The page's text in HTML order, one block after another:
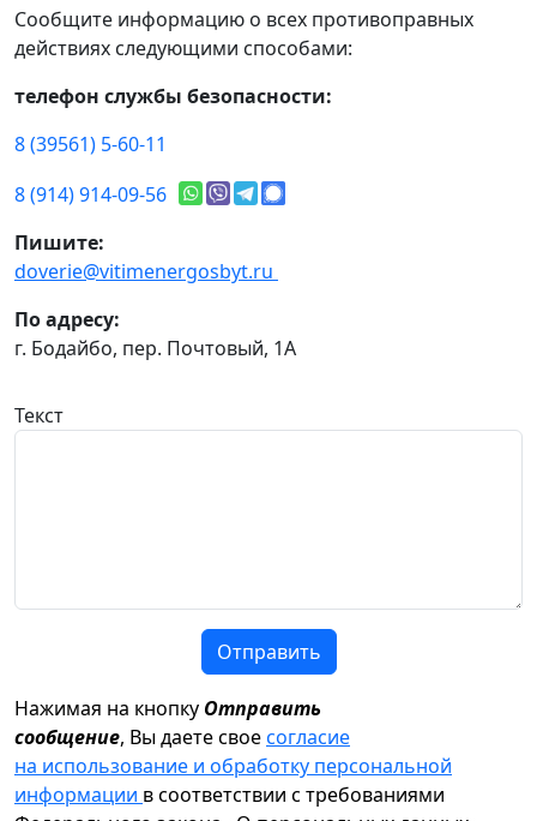
Сообщите информацию о всех противоправных
действиях следующими способами:
телефон службы безопасности:
8 (39561) 5-60-11
8 (914) 914-09-56
Пишите:
doverie@vitimenergosbyt.ru
По адресу:
г. Бодайбо, пер. Почтовый, 1А
Текст
Отправить
Нажимая на кнопку Отправить
сообщение, Вы даете своесогласие
на использование и обработку персональной
информации в соответствии с требованиями